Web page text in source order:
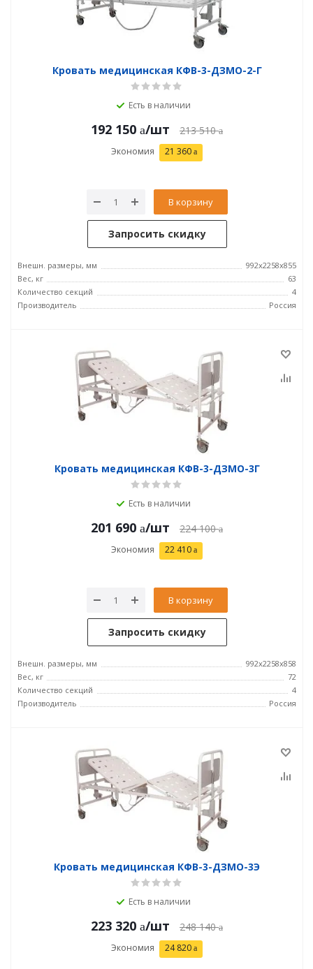
Кровать медицинская КФВ-3-ДЗМО-2-Г
Есть в наличии
192 150 /шт 213 510
Экономия 21 360
В корзину
Запросить скидку
Внешн. размеры, мм
992x2258x855
Вес, кг
63
Количество секций
4
Производитель
Россия
Кровать медицинская КФВ-3-ДЗМО-3Г
Есть в наличии
201 690 /шт 224 100
Экономия 22 410
В корзину
Запросить скидку
Внешн. размеры, мм
992x2258x858
Вес, кг
72
Количество секций
4
Производитель
Россия
Кровать медицинская КФВ-3-ДЗМО-3Э
Есть в наличии
223 320 /шт 248 140
Экономия 24 820